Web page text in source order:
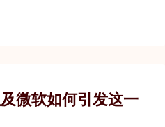
微软如何引发这一